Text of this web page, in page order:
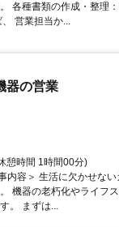
各種書類の作成・整理
営業担当か...
器の営業
憩時間 1時間00分)
内容＞ 生活に欠かせな
機器の老朽化やライフ
。 まずは...